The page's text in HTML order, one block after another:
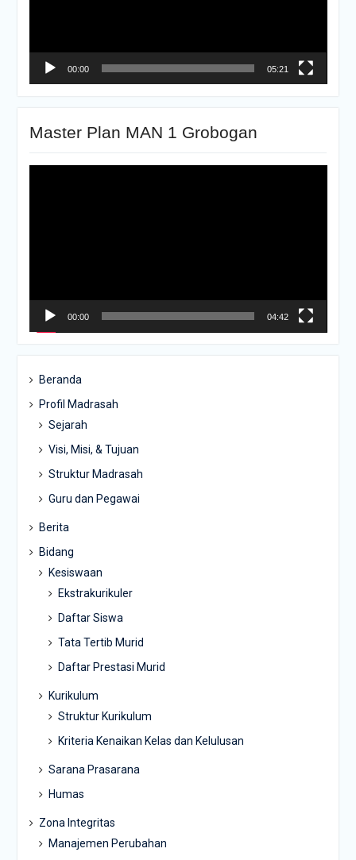
00:00 05:21
Master Plan MAN 1 Grobogan
00:00 04:42
Beranda
Profil Madrasah
Sejarah
Visi, Misi, & Tujuan
Struktur Madrasah
Guru dan Pegawai
Berita
Bidang
Kesiswaan
Ekstrakurikuler
Daftar Siswa
Tata Tertib Murid
Daftar Prestasi Murid
Kurikulum
Struktur Kurikulum
Kriteria Kenaikan Kelas dan Kelulusan
Sarana Prasarana
Humas
Zona Integritas
Manajemen Perubahan